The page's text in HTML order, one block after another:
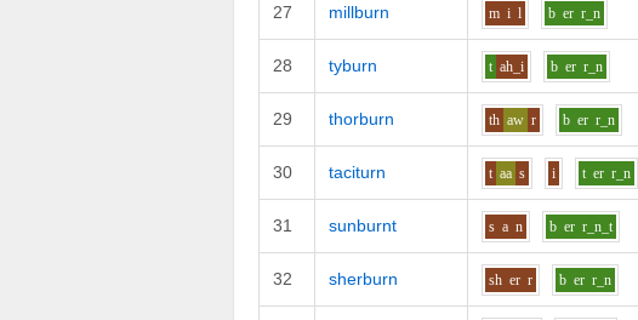
27 millburn m i l b er r_n
28 tyburn t ah_i b er r_n
29 thorburn th aw r b er r_n
30 taciturn t aa s i t er r_n
31 sunburnt s a n b er r_n_t
32 sherburn sh er r b er r_n